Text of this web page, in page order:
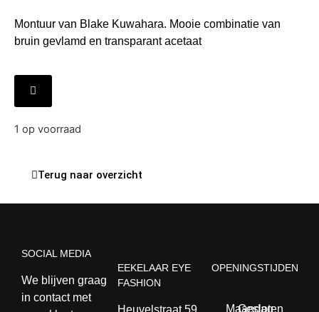
Montuur van Blake Kuwahara. Mooie combinatie van
bruin gevlamd en transparant acetaat
1 op voorraad
Terug naar overzicht
SOCIAL MEDIA
We blijven graag
in contact met
EEKELAAR EYE
FASHION
Heuvelstraat 59
OPENINGSTIJDEN
Maandag
Gesloten